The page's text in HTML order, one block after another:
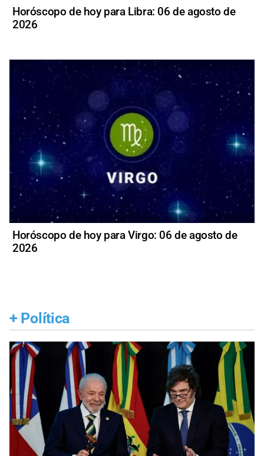
Horóscopo de hoy para Libra: 06 de agosto de
2026
Horóscopo de hoy para Virgo: 06 de agosto de
2026
+ Política